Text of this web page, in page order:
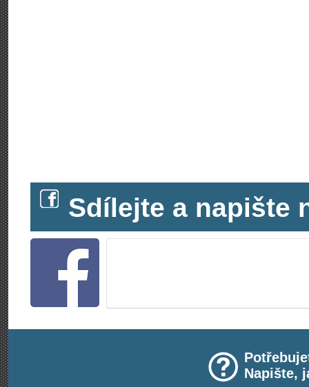
Sdílejte a napište
Napište,